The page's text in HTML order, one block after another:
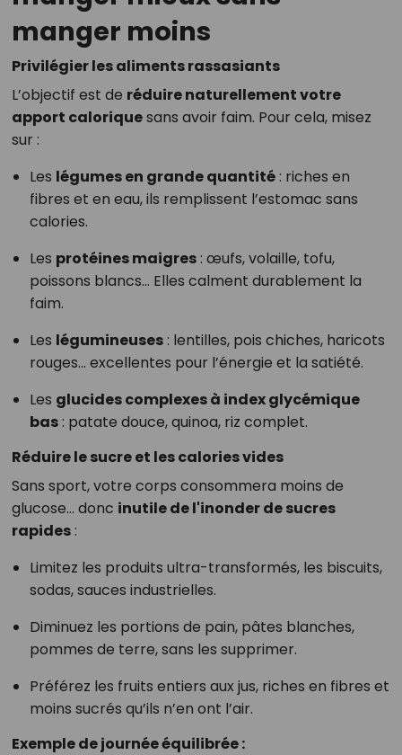
manger moins
Privilégier les aliments rassasiants
L’objectif est de réduire naturellement votre
apport caloriquesans avoir faim. Pour cela, misez
sur :
Les légumes en grande quantité: riches en
fibres et en eau, ils remplissent l’estomac sans
calories.
Les protéines maigres: œufs, volaille, tofu,
poissons blancs… Elles calment durablement la
faim.
Les légumineuses: lentilles, pois chiches, haricots
rouges… excellentes pour l’énergie et la satiété.
Les glucides complexes à index glycémique
bas: patate douce, quinoa, riz complet.
Réduire le sucre et les calories vides
Sans sport, votre corps consommera moins de
glucose… donc inutile de l'inonder de sucres
rapides:
Limitez les produits ultra-transformés, les biscuits,
sodas, sauces industrielles.
Diminuez les portions de pain, pâtes blanches,
pommes de terre, sans les supprimer.
Préférez les fruits entiers aux jus, riches en fibres et
moins sucrés qu’ils n’en ont l’air.
Exemple de journée équilibrée :